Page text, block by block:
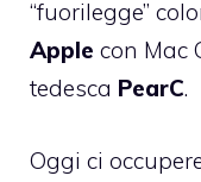
“fuorilegge”
Apple con Mac
tedesca PearC.
Oggi ci